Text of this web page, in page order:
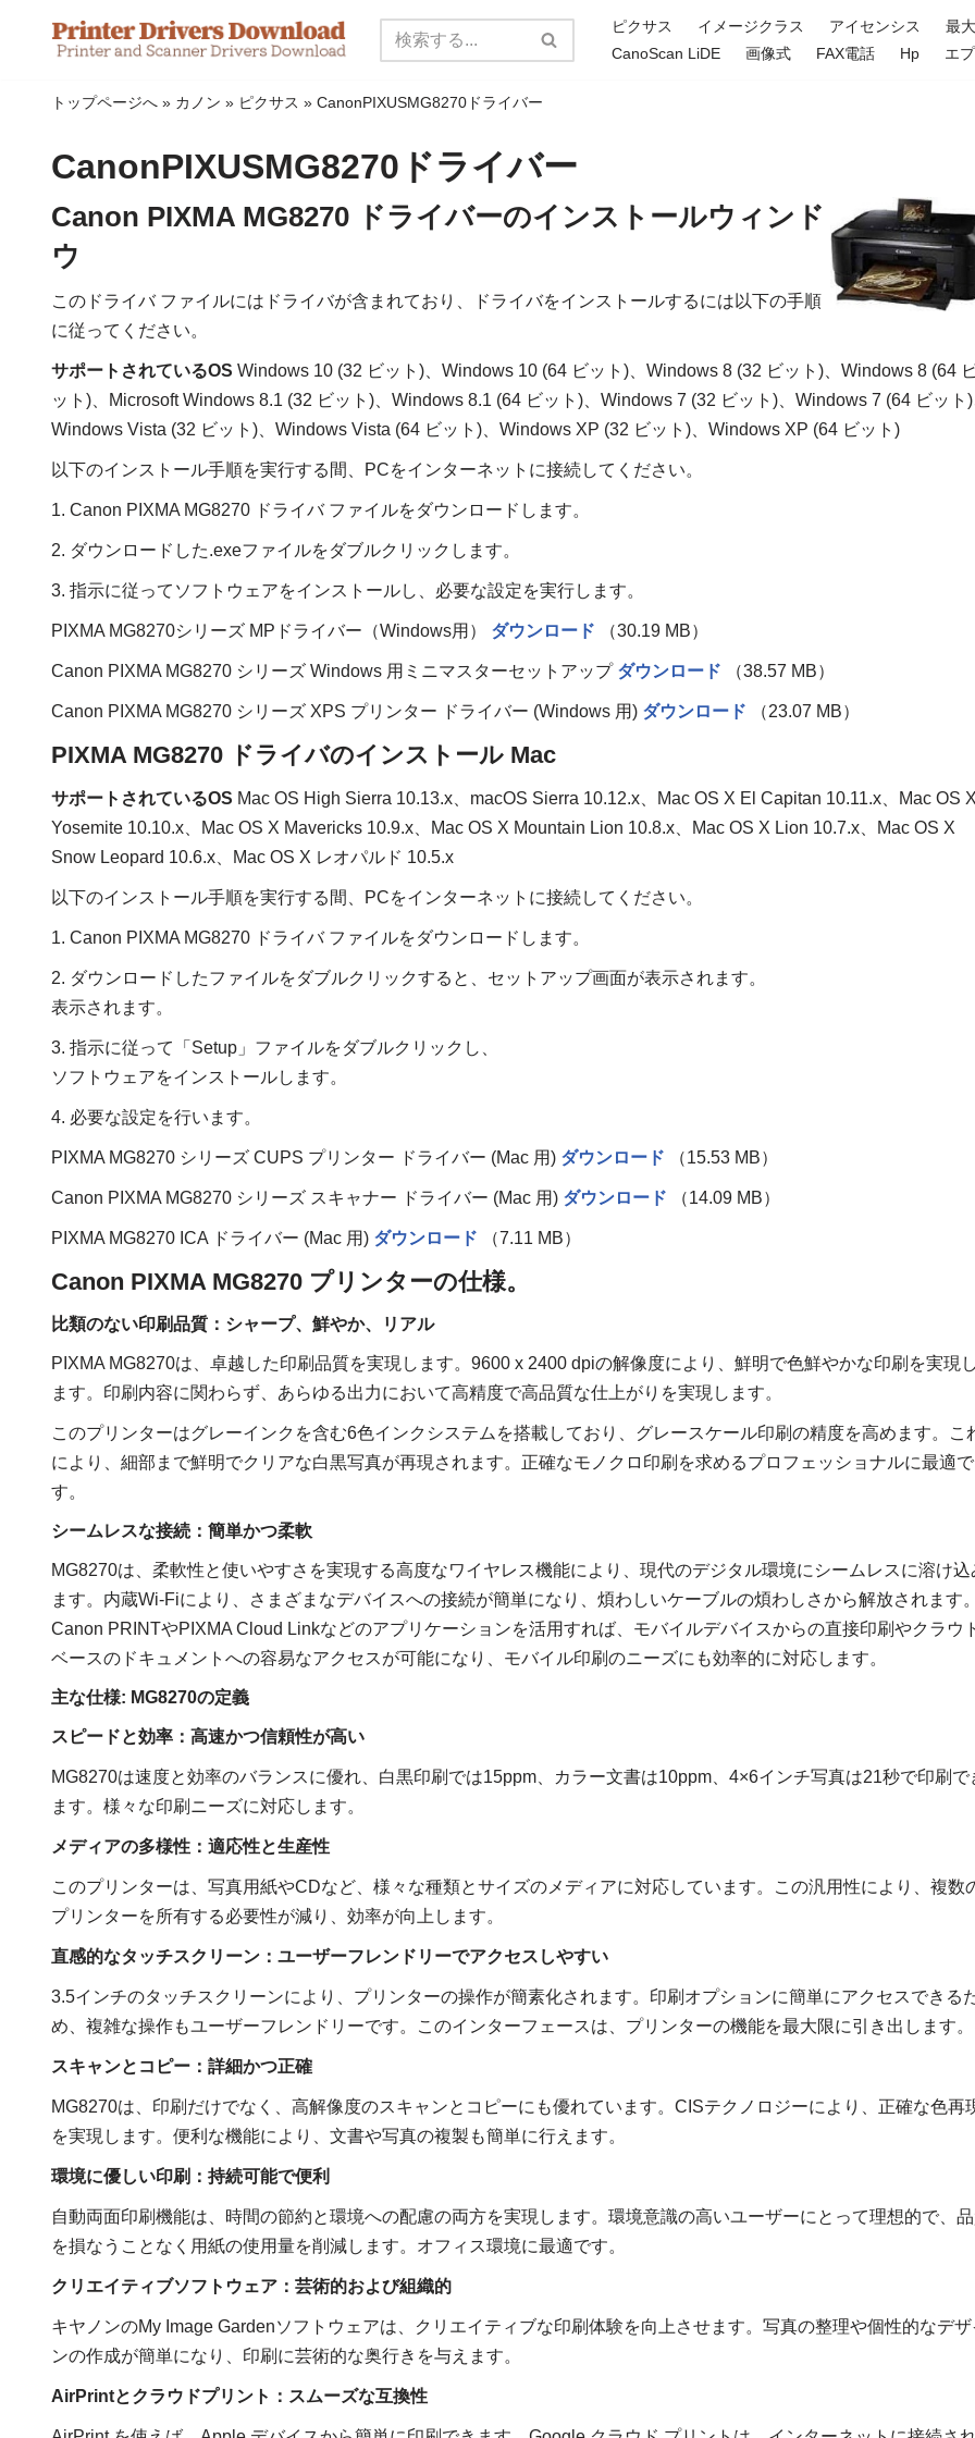
ピクサス イメージクラス アイセンシス
最
CanoScan LiDE
画像式 FAX電話 Hp エ
トップページへ » カノン » ピクサス » CanonPIXUSMG8270ドライバー
CanonPIXUSMG8270ドライバー
Canon PIXMA MG8270 ドライバーのインストールウィンド
ウ
このドライバ ファイルにはドライバが含まれており、ドライバをインストールするには以下の手順
に従ってください。
サポートされているOS Windows 10 (32 ビット)、Windows 10 (64 ビット)、Windows 8 (32 ビット)、Windows 8 (64
ット)、Microsoft Windows 8.1 (32 ビット)、Windows 8.1 (64 ビット)、Windows 7 (32 ビット)、Windows 7 (64 ビット
Windows Vista (32 ビット)、Windows Vista (64 ビット)、Windows XP (32 ビット)、Windows XP (64 ビット)
以下のインストール手順を実行する間、PCをインターネットに接続してください。
1. Canon PIXMA MG8270 ドライバ ファイルをダウンロードします。
2. ダウンロードした.exeファイルをダブルクリックします。
3. 指示に従ってソフトウェアをインストールし、必要な設定を実行します。
PIXMA MG8270シリーズ MPドライバー（Windows用） ダウンロード （30.19 MB）
Canon PIXMA MG8270 シリーズ Windows 用ミニマスターセットアップ ダウンロード （38.57 MB）
Canon PIXMA MG8270 シリーズ XPS プリンター ドライバー (Windows 用) ダウンロード （23.07 MB）
PIXMA MG8270 ドライバのインストール Mac
サポートされているOS Mac OS High Sierra 10.13.x、macOS Sierra 10.12.x、Mac OS X El Capitan 10.11.x、Mac OS
Yosemite 10.10.x、Mac OS X Mavericks 10.9.x、Mac OS X Mountain Lion 10.8.x、Mac OS X Lion 10.7.x、Mac OS X
Snow Leopard 10.6.x、Mac OS X レオパルド 10.5.x
以下のインストール手順を実行する間、PCをインターネットに接続してください。
1. Canon PIXMA MG8270 ドライバ ファイルをダウンロードします。
2. ダウンロードしたファイルをダブルクリックすると、セットアップ画面が表示されます。
表示されます。
3. 指示に従って「Setup」ファイルをダブルクリックし、
ソフトウェアをインストールします。
4. 必要な設定を行います。
PIXMA MG8270 シリーズ CUPS プリンター ドライバー (Mac 用) ダウンロード （15.53 MB）
Canon PIXMA MG8270 シリーズ スキャナー ドライバー (Mac 用) ダウンロード （14.09 MB）
PIXMA MG8270 ICA ドライバー (Mac 用) ダウンロード （7.11 MB）
Canon PIXMA MG8270 プリンターの仕様。
比類のない印刷品質：シャープ、鮮やか、リアル
PIXMA MG8270は、卓越した印刷品質を実現します。9600 x 2400 dpiの解像度により、鮮明で色鮮やかな印刷を実現
ます。印刷内容に関わらず、あらゆる出力において高精度で高品質な仕上がりを実現します。
このプリンターはグレーインクを含む6色インクシステムを搭載しており、グレースケール印刷の精度を高めます。こ
により、細部まで鮮明でクリアな白黒写真が再現されます。正確なモノクロ印刷を求めるプロフェッショナルに最適で
す。
シームレスな接続：簡単かつ柔軟
MG8270は、柔軟性と使いやすさを実現する高度なワイヤレス機能により、現代のデジタル環境にシームレスに溶け込
ます。内蔵Wi-Fiにより、さまざまなデバイスへの接続が簡単になり、煩わしいケーブルの煩わしさから解放されます
Canon PRINTやPIXMA Cloud Linkなどのアプリケーションを活用すれば、モバイルデバイスからの直接印刷やクラウ
ベースのドキュメントへの容易なアクセスが可能になり、モバイル印刷のニーズにも効率的に対応します。
主な仕様: MG8270の定義
スピードと効率：高速かつ信頼性が高い
MG8270は速度と効率のバランスに優れ、白黒印刷では15ppm、カラー文書は10ppm、4×6インチ写真は21秒で印刷で
ます。様々な印刷ニーズに対応します。
メディアの多様性：適応性と生産性
このプリンターは、写真用紙やCDなど、様々な種類とサイズのメディアに対応しています。この汎用性により、複数
プリンターを所有する必要性が減り、効率が向上します。
直感的なタッチスクリーン：ユーザーフレンドリーでアクセスしやすい
3.5インチのタッチスクリーンにより、プリンターの操作が簡素化されます。印刷オプションに簡単にアクセスできる
め、複雑な操作もユーザーフレンドリーです。このインターフェースは、プリンターの機能を最大限に引き出します。
スキャンとコピー：詳細かつ正確
MG8270は、印刷だけでなく、高解像度のスキャンとコピーにも優れています。CISテクノロジーにより、正確な色再
を実現します。便利な機能により、文書や写真の複製も簡単に行えます。
環境に優しい印刷：持続可能で便利
自動両面印刷機能は、時間の節約と環境への配慮の両方を実現します。環境意識の高いユーザーにとって理想的で、
を損なうことなく用紙の使用量を削減します。オフィス環境に最適です。
クリエイティブソフトウェア：芸術的および組織的
キヤノンのMy Image Gardenソフトウェアは、クリエイティブな印刷体験を向上させます。写真の整理や個性的なデザ
ンの作成が簡単になり、印刷に芸術的な奥行きを与えます。
AirPrintとクラウドプリント：スムーズな互換性